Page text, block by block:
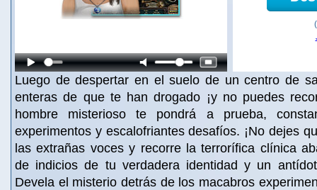
Luego de despertar en el suelo de un centro de
enteras de que te han drogado ¡y no puedes
hombre misterioso te pondrá a prueba,
experimentos y escalofriantes desafíos. ¡No dejes
las extrañas voces y recorre la terrorífica clínica
de indicios de tu verdadera identidad y un
Devela el misterio detrás de los macabros